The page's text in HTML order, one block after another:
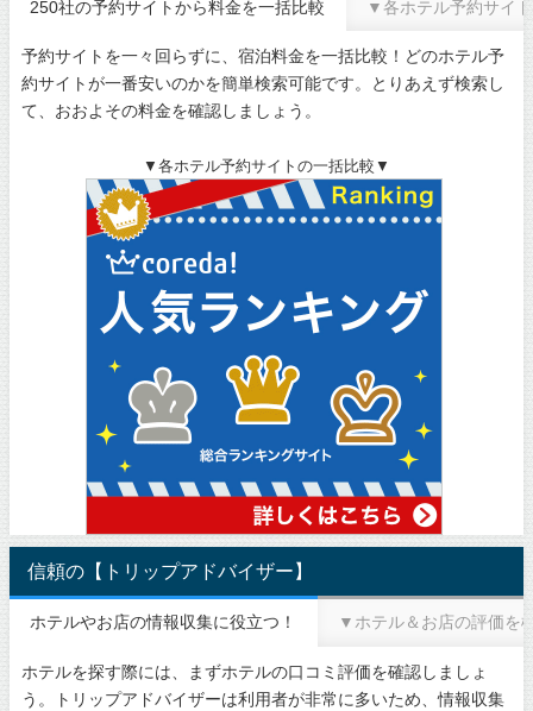
250社の予約サイトから料金を一括比較 ▼各ホテル予約サイ
予約サイトを一々回らずに、宿泊料金を一括比較！どのホテル予
約サイトが一番安いのかを簡単検索可能です。とりあえず検索し
て、おおよその料金を確認しましょう。
▼各ホテル予約サイトの一括比較▼
信頼の【トリップアドバイザー】
ホテルやお店の情報収集に役立つ！ ▼ホテル＆お店の評価を
ホテルを探す際には、まずホテルの口コミ評価を確認しましょ
う。トリップアドバイザーは利用者が非常に多いため、情報収集